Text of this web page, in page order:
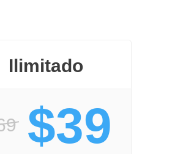
Ilimitado
$39